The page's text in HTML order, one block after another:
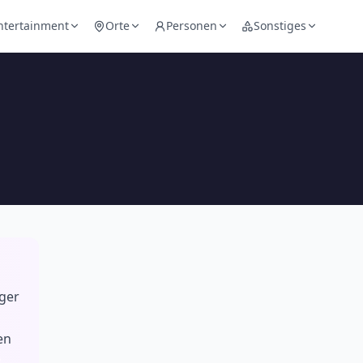
Orte Personen Sonstiges